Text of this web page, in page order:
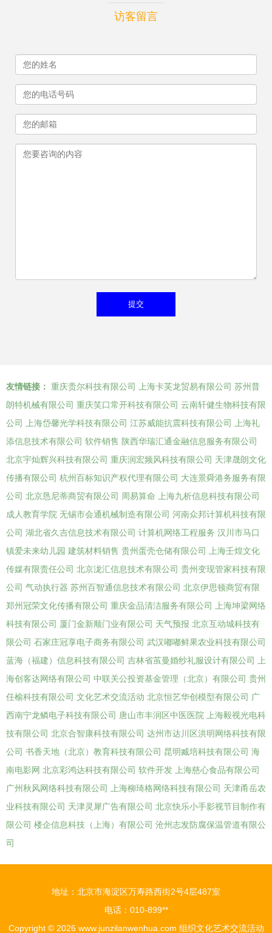
访客留言
友情链接： 重庆贵尔科技有限公司 上海卡芙龙贸易有限公司 苏州普
朗特机械有限公司 重庆笑口常开科技有限公司 云南轩健生物科技有限
公司
上海岱馨光学科技有限公司 江苏威能抗震科技有限公司
上海礼
添信息技术有限公司 软件销售 陕西华瑞汇通金融信息服务有限公司
北京宇灿辉兴科技有限公司 重庆润宏频风科技有限公司 天津晟朗文化
传播有限公司 杭州百标知识产权代理有限公司 大连景舜港务服务有限
公司 北京恳尼蒂商贸有限公司 周易算命
上海九析信息科技有限公司
成人教育学院 无锡市会通机械制造有限公司 河南众邦计算机科技有限
公司 湖北省久吉信息技术有限公司 计算机网络工程服务 汉川市马口
镇爱未来幼儿园 建筑材料销售 贵州蛋壳仓储有限公司
上海壬煌文化
传媒有限责任公司 北京泷汇信息技术有限公司 贵州变现管家科技有限
公司 气动执行器 苏州百智通信息技术有限公司 北京伊思顿商贸有限
郑州冠荣文化传播有限公司 重庆金品清洁服务有限公司
上海坤梁网络
科技有限公司 厦门金新顺门业有限公司 天气预报 北京互动城科技有
限公司 石家庄冠享电子商务有限公司 武汉嘟嘟鲜果农业科技有限公司
蓝海（福建）信息科技有限公司 吉林省茧曼婚纱礼服设计有限公司
上
海创客达网络有限公司 中联关公投资基金管理（北京）有限公司 贵州
任榆科技有限公司 文化艺术交流活动 北京恒艺华创模型有限公司 广
西南宁龙鳞电子科技有限公司 唐山市丰润区中医医院
上海毅视光电科
技有限公司 北京合智康科技有限公司 达州市达川区洪明网络科技有限
公司 书香天地（北京）教育科技有限公司 昆明臧培科技有限公司 海
南电影网 北京彩鸿达科技有限公司 软件开发
上海慈心食品有限公司
广州秋风网络科技有限公司
上海柳琦格网络科技有限公司 天津甬岳农
业科技有限公司 天津灵犀广告有限公司 北京快乐小手影视节目制作有
限公司 楼企信息科技（上海）有限公司 沧州志发防腐保温管道有限公
司
地址：北京市海淀区万寿路西街2号4层487室
电话：010-899**
Copyright © 2026 www.junzilanwenhua.com 组织文化艺术交流活动